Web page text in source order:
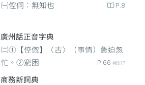
㈠倥侗：無知也
P.8
廣州話正音字典
㈡①【倥偬】〈古〉（事情）急迫怱
忙。②窮困
P.66 #0817
商務新詞典